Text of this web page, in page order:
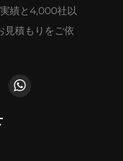
績と4,000社以
見積もりをご依